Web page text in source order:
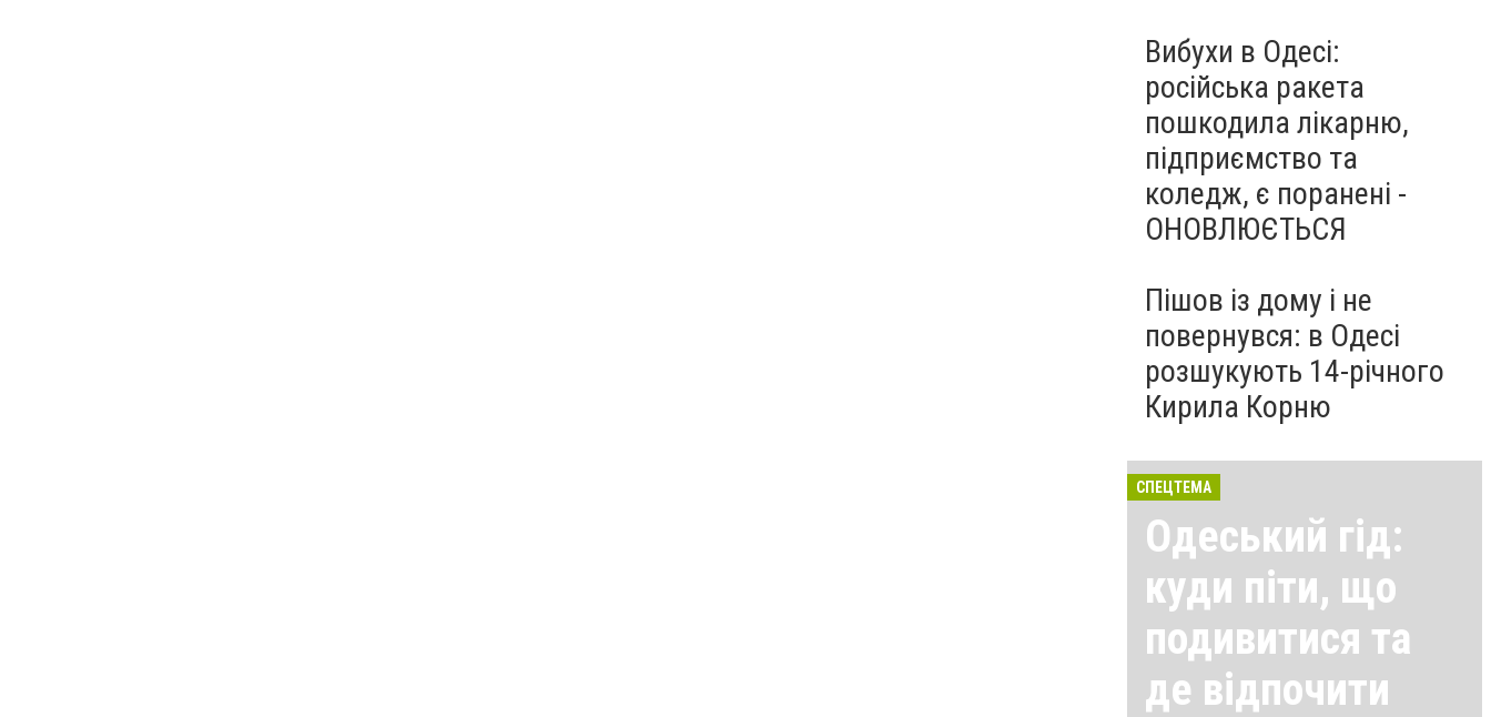
Вибухи в Одесі:
російська ракета
пошкодила лікарню,
підприємство та
коледж, є поранені -
ОНОВЛЮЄТЬСЯ
Пішов із дому і не
повернувся: в Одесі
розшукують 14-річного
Кирила Корню
СПЕЦТЕМА
Одеський гід:
куди піти, що
подивитися та
де відпочити